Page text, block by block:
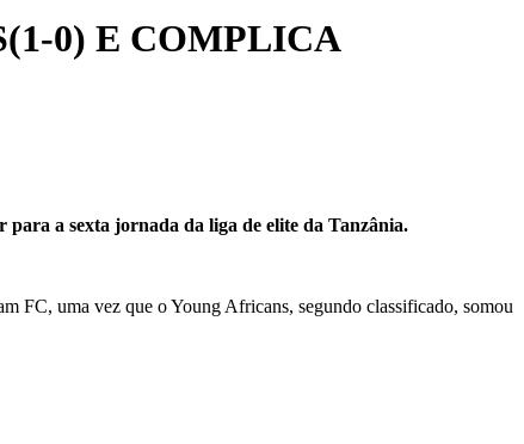
0) E COMPLICA
a sexta jornada da liga de elite da Tanzânia.
FC, uma vez que o Young Africans, segundo classificado, somou